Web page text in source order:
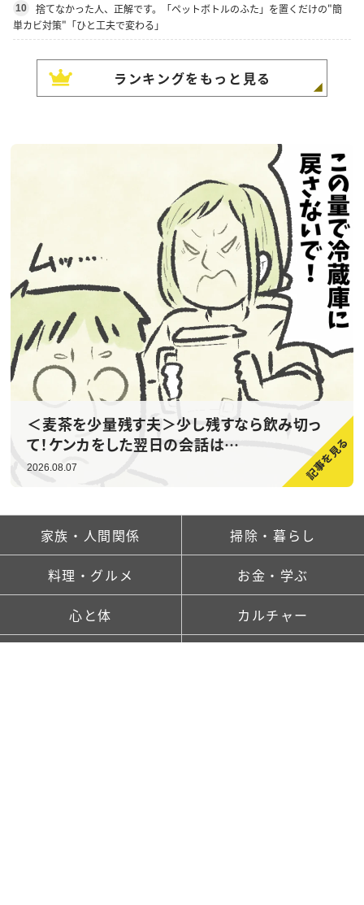
10
捨てなかった人、正解です。「ペットボトルのふた」を置くだけの"簡
単カビ対策"「ひと工夫で変わる」
ランキングをもっと見る
＜麦茶を少量残す夫＞少し残すなら飲み切っ
て！ケンカをした翌日の会話は…
2026.08.07
家族・人間関係 掃除・暮らし
料理・グルメ お金・学ぶ
心と体 カルチャー